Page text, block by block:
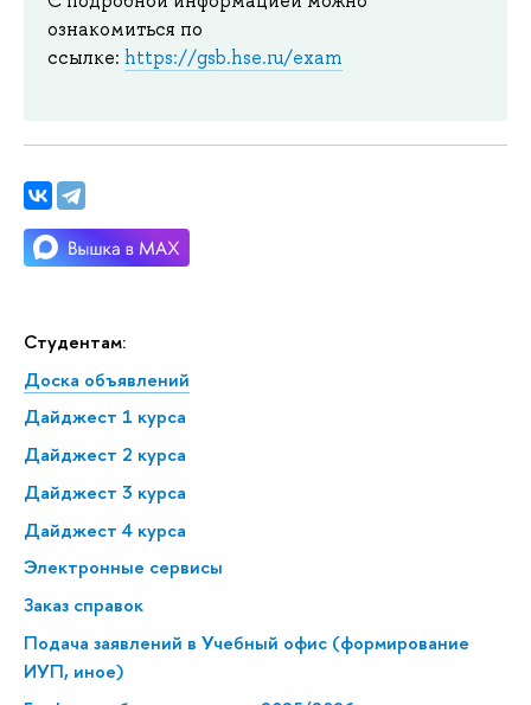
Студентам:
Доска объявлений
Дайджест 1 курса
Дайджест 2 курса
Дайджест 3 курса
Дайджест 4 курса
Электронные сервисы
Заказ справок
Подача заявлений в Учебный офис (формирование
ИУП, иное)
ознакомиться по
ссылке: https://gsb.hse.ru/exam